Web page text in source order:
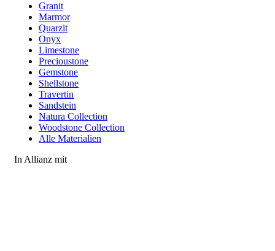
Granit
Marmor
Quarzit
Onyx
Limestone
Precioustone
Gemstone
Shellstone
Travertin
Sandstein
Natura Collection
Woodstone Collection
Alle Materialien
In Allianz mit